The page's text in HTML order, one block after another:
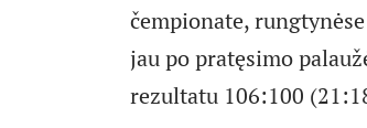
čempionate,
jau po pratęsimo
rezultatu 106:100